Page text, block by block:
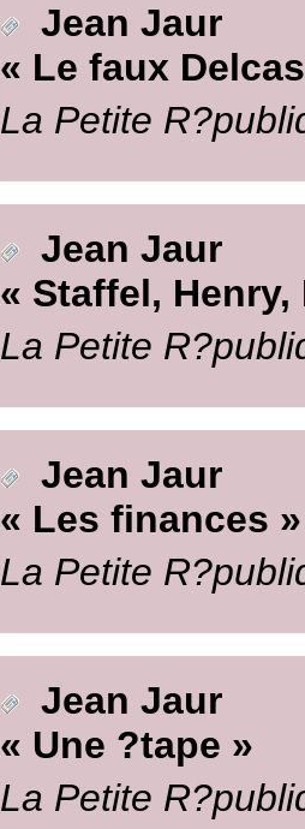
Jean Jaur
« Le faux
La Petite
Jean Jaur
« Staffel, Henry,
La Petite
Jean Jaur
« Les finances »
La Petite
Jean Jaur
« Une ?tape »
La Petite